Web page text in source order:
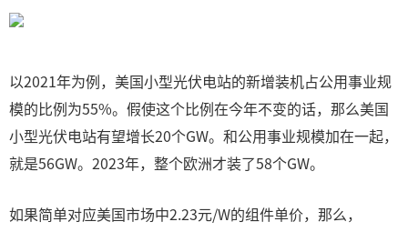
以2021年为例，美国小型光伏电站的新增装机占公用事业规
模的比例为55%。假使这个比例在今年不变的话，那么美国
小型光伏电站有望增长20个GW。和公用事业规模加在一起，
就是56GW。2023年，整个欧洲才装了58个GW。
如果简单对应美国市场中2.23元/W的组件单价，那么，